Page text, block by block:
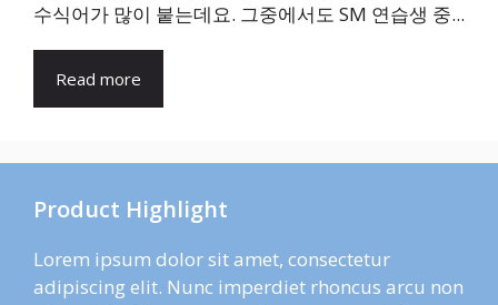
수식어가 많이 붙는데요. 그중에서도 SM 연습생 중...
Read more
Product Highlight
Lorem ipsum dolor sit amet, consectetur
adipiscing elit. Nunc imperdiet rhoncus arcu non